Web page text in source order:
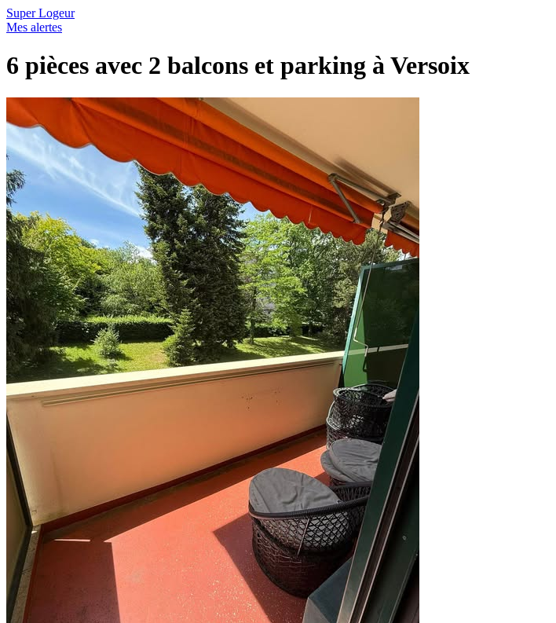
Super Logeur
Mes alertes
6 pièces avec 2 balcons et parking à Versoix